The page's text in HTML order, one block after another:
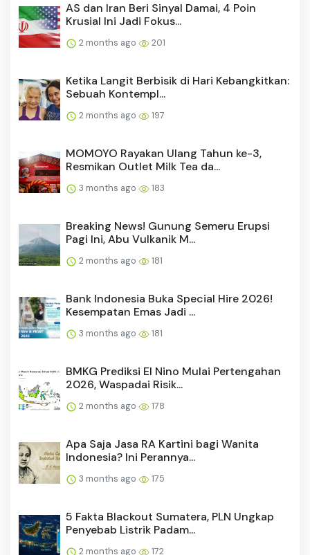
AS dan Iran Beri Sinyal Damai, 4 Poin
Krusial Ini Jadi Fokus...
2 months ago 201
Ketika Langit Berbisik di Hari Kebangkitkan:
Sebuah Kontempl...
2 months ago 197
MOMOYO Rayakan Ulang Tahun ke-3,
Resmikan Outlet Milk Tea da...
3 months ago 183
Breaking News! Gunung Semeru Erupsi
Pagi Ini, Abu Vulkanik M...
2 months ago 181
Bank Indonesia Buka Special Hire 2026!
Kesempatan Emas Jadi ...
3 months ago 181
BMKG Prediksi El Nino Mulai Pertengahan
2026, Waspadai Risik...
2 months ago 178
Apa Saja Jasa RA Kartini bagi Wanita
Indonesia? Ini Perannya...
3 months ago 175
5 Fakta Blackout Sumatera, PLN Ungkap
Penyebab Listrik Padam...
2 months ago 172